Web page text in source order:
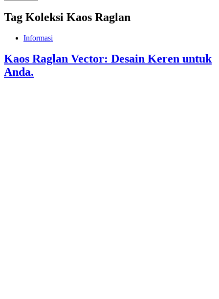
Tag Koleksi Kaos Raglan
Informasi
Kaos Raglan Vector: Desain Keren untuk
Anda.